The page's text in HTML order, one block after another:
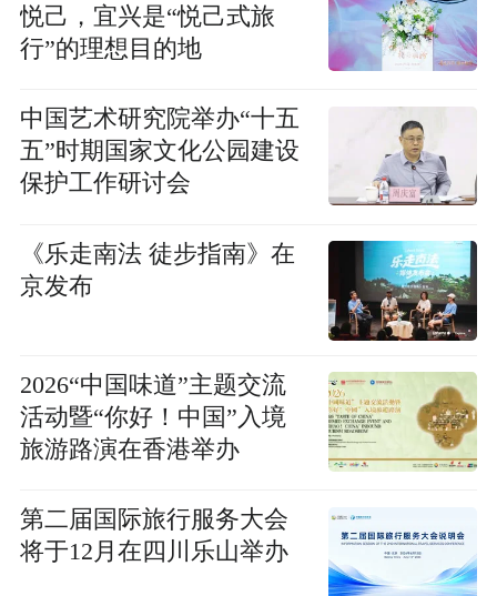
悦己，宜兴是“悦己式旅
行”的理想目的地
中国艺术研究院举办“十五
五”时期国家文化公园建设
保护工作研讨会
《乐走南法 徒步指南》在
京发布
2026“中国味道”主题交流
活动暨“你好！中国”入境
旅游路演在香港举办
第二届国际旅行服务大会
将于12月在四川乐山举办